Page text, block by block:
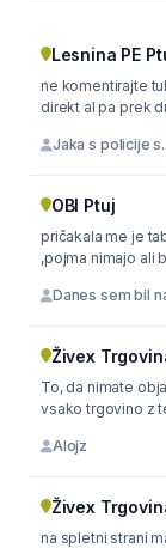
Lesnina PE
ne komentirajte
direkt al pa prek
Jaka s policije
OBI Ptuj
pričakala me je
,pojma nimajo ali
Danes sem bil
Živex
To, da nimate
vsako trgovino z
Alojz
Živex
na spletni strani